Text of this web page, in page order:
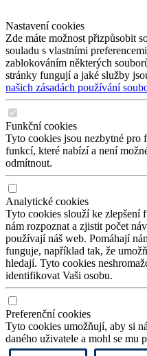
Nastavení cookies
Zde máte možnost přizpůsobit
souladu s vlastními
zablokováním některých
stránky fungují a jaké služby
našich zásadách používání
Funkční cookies
Tyto cookies jsou nezbytné pro
funkcí, které nabízí a není
odmítnout.
Analytické cookies
Tyto cookies slouží ke zlepšení
nám rozpoznat a zjistit počet
používají náš web. Pomáhají
funguje, například tak, že
hledají. Tyto cookies
identifikovat Vaši osobu.
Preferenční cookies
Tyto cookies umožňují, aby si
daného uživatele a mohl se mu